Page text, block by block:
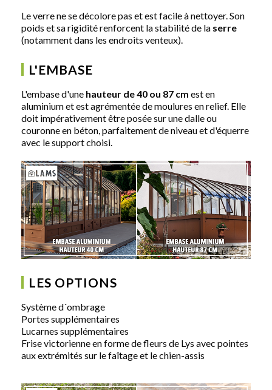
Le verre ne se décolore pas et est facile à nettoyer. Son
poids et sa rigidité renforcent la stabilité de la serre
(notamment dans les endroits venteux).
L'EMBASE
L'embase d'une hauteur de 40 ou 87 cm est en
aluminium et est agrémentée de moulures en relief. Elle
doit impérativement être posée sur une dalle ou
couronne en béton, parfaitement de niveau et d'équerre
avec le support choisi.
LES OPTIONS
Système d´ombrage
Portes supplémentaires
Lucarnes supplémentaires
Frise victorienne en forme de fleurs de Lys avec pointes
aux extrémités sur le faîtage et le chien-assis